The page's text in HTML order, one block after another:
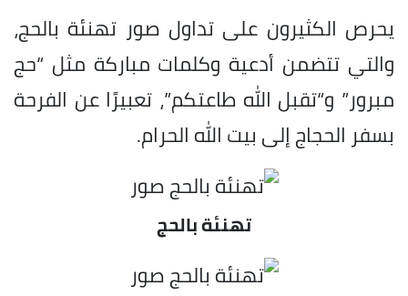
يحرص الكثيرون على تداول صور تهنئة بالحج،
والتي تتضمن أدعية وكلمات مباركة مثل “حج
مبرور” و“تقبل الله طاعتكم”، تعبيرًا عن الفرحة
بسفر الحجاج إلى بيت الله الحرام.
تهنئة بالحج